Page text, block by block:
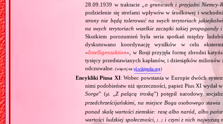
28.09.1939 w traktacie „ o granicach i przyjaźni
podzielenie się strefami wpływów w środkowej i
strony nie będą tolerować na swych terytoriach
na swych terytoriach wszelkie zaczątki takiej
Skutkiem porozumień była seria spotkań między
dyskutowano koordynację wysiłków w celu
«Intelligenzaktion», w Rosji przyjęła formę zbrodni
tysięcy przedstawianych kapłanów, i dziesiątków
odczuwalne. (więcej na:pl.wikipedia.org)
Encykliki Piusa XI: Wobec powstania w Europie dwóch
nimi podobieństw niż sprzeczności, papież Pius XI
Sorge” (pl. Z palącą troską”) potępił narodowy
przedchrześcijańskimi, na miejsce Boga osobowego
ponad skalę wartości ziemskie: rasę albo naród, albo
wartości ludzkiej społeczności,[…] i czyni z nich najwyższą